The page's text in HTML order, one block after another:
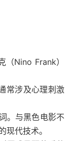
（Nino Frank）
常涉及心理刺激
。与黑色电影不
现代技术。